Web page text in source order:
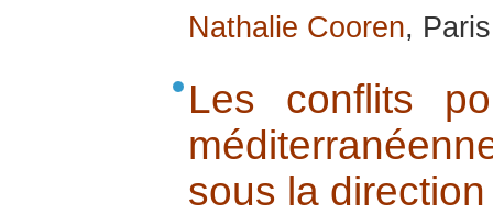
Nathalie Cooren,
Les conflits
sous la